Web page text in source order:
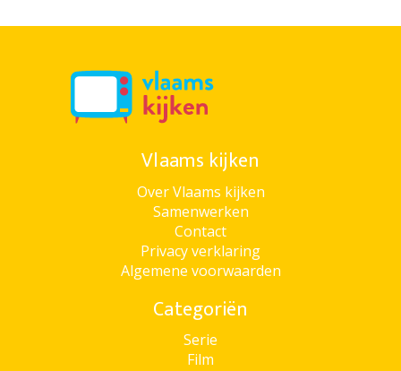
Vlaams kijken
Over Vlaams kijken
Samenwerken
Contact
Privacy verklaring
Algemene voorwaarden
Categoriën
Serie
Film